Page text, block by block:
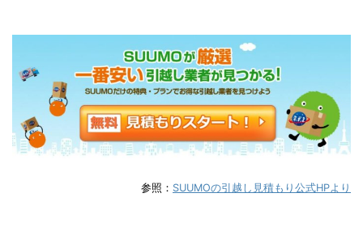
参照： SUUMOの引越し見積もり公式HPより